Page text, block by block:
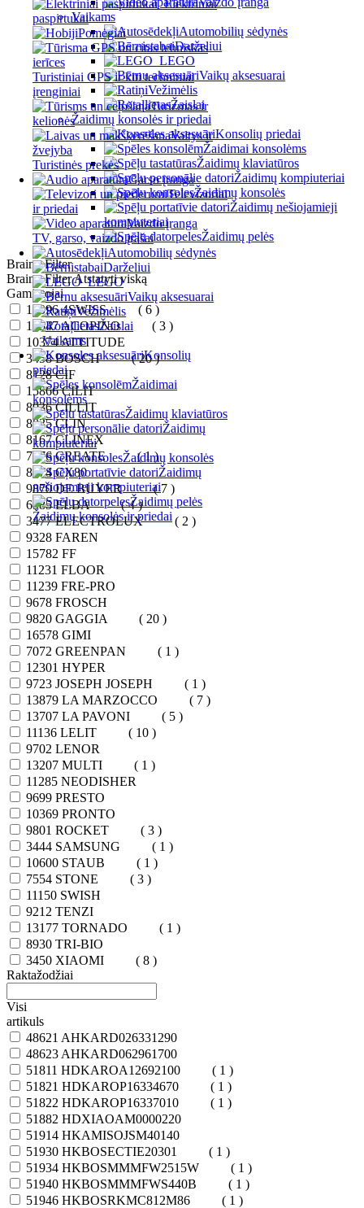
Elektriniai
paspirtukai
Pomėgiai
Turistiniai GPS ir kiti techniniai
įrenginiai
Turizmas ir
kelionės
Valtys ir
žvejyba
Turistinės prekės
Garso įranga
Televizoriai
ir priedai
Vaizdo įranga
TV, garso, vaizdo įrašai
Automobilių sėdynės
Darželiui
LEGO
Vaikų aksesuarai
Vežimėlis
Žaislai
Vaikams
Konsolių
priedai
Žaidimai
konsolėms
Žaidimų klaviatūros
Žaidimų
kompiuteriai
Žaidimų konsolės
Žaidimų
nešiojamieji kompiuteriai
Žaidimų pelės
Žaidimų konsolės ir priedai
Vaikams
Automobilių sėdynės
Darželiui
LEGO
Vaikų aksesuarai
Vežimėlis
Žaislai
Žaidimų konsolės ir priedai
Konsolių priedai
Žaidimai konsolėms
Žaidimų klaviatūros
Žaidimų kompiuteriai
Žaidimų konsolės
Žaidimų nešiojamieji
kompiuteriai
Žaidimų pelės
Brainy Filter
Brainy FilterAtstatyti viską
Gamintojai
10096 4SWISS
( 6 )
12547ACOPINO
( 3 )
10374ATTITUDE
3458 BOSCH
( 20 )
8128 CIF
15866 CILIT
8036 CILLIT
8035 CLIN
8167 CLINEX
7576 CREATE
( 1 )
8974 CX80
9870 DE BUYER
( 7 )
6585 ELBA
( 4 )
3477 ELECTROLUX
( 2 )
9328 FAREN
15782 FF
11231 FLOOR
11239 FRE-PRO
9678 FROSCH
9820 GAGGIA
( 20 )
16578 GIMI
7072 GREENPAN
( 1 )
12301 HYPER
9723 JOSEPH JOSEPH
( 1 )
13879 LA MARZOCCO
( 7 )
13707 LA PAVONI
( 5 )
11136 LELIT
( 10 )
9702 LENOR
13207 MULTI
( 1 )
11285 NEODISHER
9699 PRESTO
10369 PRONTO
9801 ROCKET
( 3 )
3444 SAMSUNG
( 1 )
10600 STAUB
( 1 )
7554 STONE
( 3 )
11150 SWISH
9212 TENZI
13177 TORNADO
( 1 )
8930 TRI-BIO
3450 XIAOMI
( 8 )
Raktažodžiai
Visi
artikuls
48621 AHKARD026331290
48623 AHKARD062961700
51811 HDKAROA12692100
( 1 )
51821 HDKAROP16334670
( 1 )
51822 HDKAROP16337010
( 1 )
51882 HDXIAOAM0000220
51914 HKAMISOJSM40140
51930 HKBOSECTIE20301
( 1 )
51934 HKBOSMMMFW2515W
( 1 )
51940 HKBOSMMMFWS440B
( 1 )
51946 HKBOSRKMC812M86
( 1 )